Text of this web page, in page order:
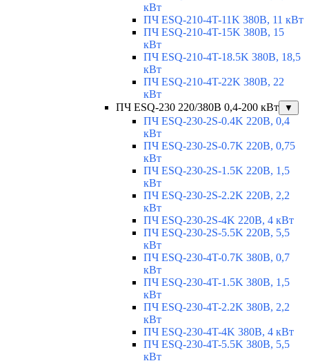
кВт
ПЧ ESQ-210-4T-11K 380В, 11 кВт
ПЧ ESQ-210-4T-15K 380В, 15
кВт
ПЧ ESQ-210-4T-18.5K 380В, 18,5
кВт
ПЧ ESQ-210-4T-22K 380В, 22
кВт
ПЧ ESQ-230 220/380В 0,4-200 кВт
▼
ПЧ ESQ-230-2S-0.4K 220В, 0,4
кВт
ПЧ ESQ-230-2S-0.7K 220В, 0,75
кВт
ПЧ ESQ-230-2S-1.5K 220В, 1,5
кВт
ПЧ ESQ-230-2S-2.2K 220В, 2,2
кВт
ПЧ ESQ-230-2S-4K 220В, 4 кВт
ПЧ ESQ-230-2S-5.5K 220В, 5,5
кВт
ПЧ ESQ-230-4T-0.7K 380В, 0,7
кВт
ПЧ ESQ-230-4T-1.5K 380В, 1,5
кВт
ПЧ ESQ-230-4T-2.2K 380В, 2,2
кВт
ПЧ ESQ-230-4T-4K 380В, 4 кВт
ПЧ ESQ-230-4T-5.5K 380В, 5,5
кВт